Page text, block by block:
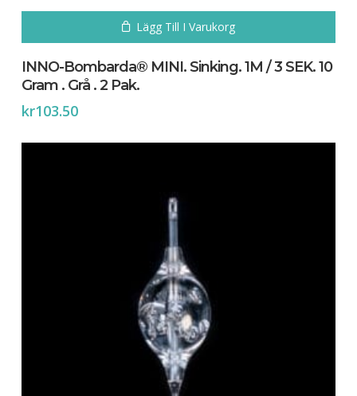
Lägg Till I Varukorg
INNO-Bombarda® MINI. Sinking. 1M / 3 SEK. 10
Gram . Grå . 2 Pak.
kr103.50